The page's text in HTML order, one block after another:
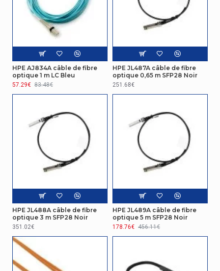
HPE AJ834A câble de fibre
optique 1 m LC Bleu
57.29€ 83.48€
HPE JL487A câble de fibre
optique 0,65 m SFP28 Noir
251.68€
HPE JL488A câble de fibre
optique 3 m SFP28 Noir
351.02€
HPE JL489A câble de fibre
optique 5 m SFP28 Noir
178.76€ 456.11€